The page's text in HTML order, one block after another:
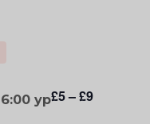
6:00 yp£5 – £9